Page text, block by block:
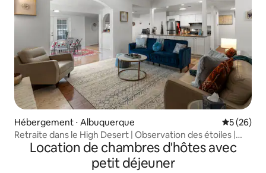
Hébergement ⋅ Albuquerque
5 (26)
Retraite dans le High Desert | Observation des étoiles |
ABQ et Santa Fe
Location de chambres d'hôtes avec
petit déjeuner